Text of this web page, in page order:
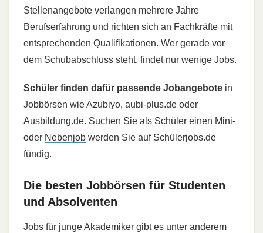
Stellenangebote verlangen mehrere Jahre
Berufserfahrung und richten sich an Fachkräfte mit
entsprechenden Qualifikationen. Wer gerade vor
dem Schubabschluss steht, findet nur wenige Jobs.
Schüler finden dafür passende Jobangebote in
Jobbörsen wie Azubiyo, aubi-plus.de oder
Ausbildung.de. Suchen Sie als Schüler einen Mini-
oder Nebenjob werden Sie auf Schülerjobs.de
fündig.
Die besten Jobbörsen für Studenten
und Absolventen
Jobs für junge Akademiker gibt es unter anderem